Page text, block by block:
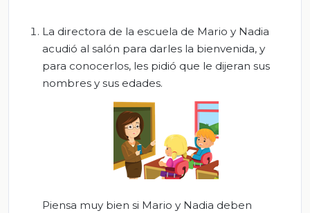
La directora de la escuela de Mario y Nadia
acudió al salón para darles la bienvenida, y
para conocerlos, les pidió que le dijeran sus
nombres y sus edades.
Piensa muy bien si Mario y Nadia deben